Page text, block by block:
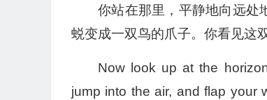
你站在那里，平静地向远处
蜕变成一双鸟的爪子。你看见这
Now look up at the
jump into the air, and flap your